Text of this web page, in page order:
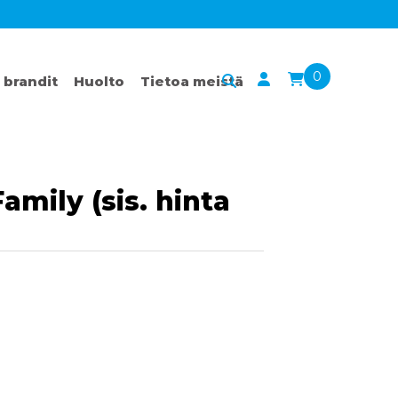
brandit Huolto Tietoa meistä 0
(sis. hinta